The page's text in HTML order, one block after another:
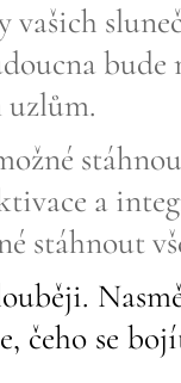
bude
uzlům.
a
stáhnout
čeho se